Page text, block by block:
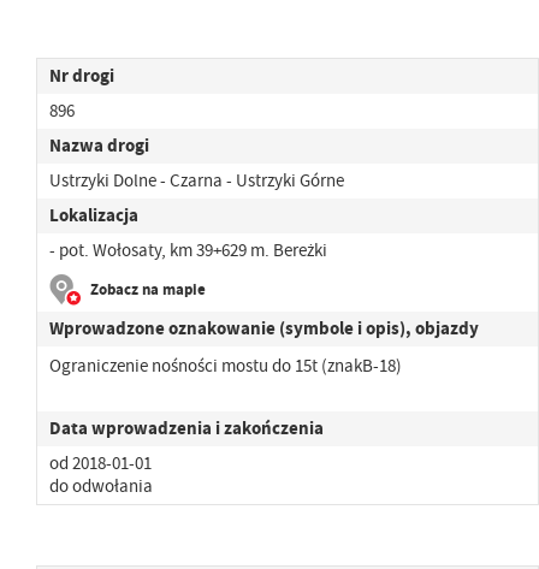
Nr drogi
896
Nazwa drogi
Ustrzyki Dolne - Czarna - Ustrzyki Górne
Lokalizacja
- pot. Wołosaty, km 39+629 m. Bereżki
Zobacz na mapie
Wprowadzone oznakowanie (symbole i opis), objazdy
Ograniczenie nośności mostu do 15t (znakB-18)
Data wprowadzenia i zakończenia
od 2018-01-01
do odwołania